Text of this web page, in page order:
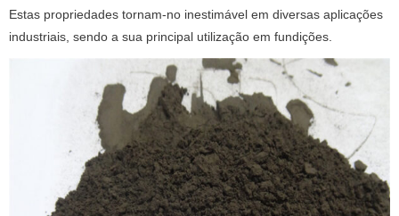
Estas propriedades tornam-no inestimável em diversas aplicações
industriais, sendo a sua principal utilização em fundições.